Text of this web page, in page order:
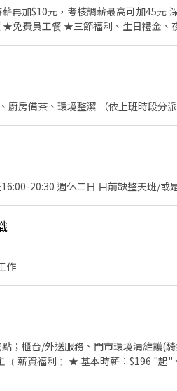
再加$10元，考核調薪最高可加45元
免費員工餐 ★三節福利、生日禮金、
營理念】 我們是日本第一的速食連鎖
團。 我們堅持使用安全及高品質的
熱情用心的服務態度、平實親民的誠
用餐的樂趣。
房備茶、環境整潔 （依上班時段分派
內外場助手 或是 炒台人員/學徒 早班9:30-13:0 晚班16:00-20:30 週休二
作
/